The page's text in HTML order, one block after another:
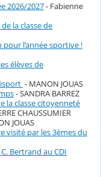
2026/2027- Fabienne
la classe de
pour l’année sportive !
élèves de
- MANON JOUAS
- SANDRA BARREZ
la classe citoyenneté
CHAUSSUMIER
JOUAS
visité par les 3èmes du
Bertrand au CDI